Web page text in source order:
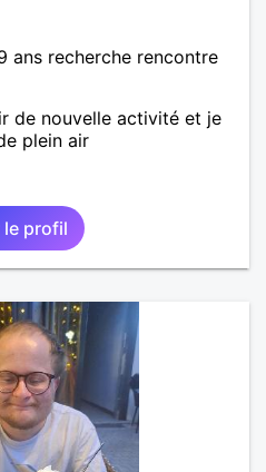
ans recherche rencontre
de nouvelle activité et je
plein air
le profil